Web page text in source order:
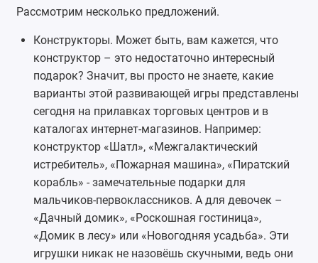
Рассмотрим несколько предложений.
Конструкторы. Может быть, вам кажется, что
конструктор – это недостаточно интересный
подарок? Значит, вы просто не знаете, какие
варианты этой развивающей игры представлены
сегодня на прилавках торговых центров и в
каталогах интернет-магазинов. Например:
конструктор «Шатл», «Межгалактический
истребитель», «Пожарная машина», «Пиратский
корабль» - замечательные подарки для
мальчиков-первоклассников. А для девочек –
«Дачный домик», «Роскошная гостиница»,
«Домик в лесу» или «Новогодняя усадьба». Эти
игрушки никак не назовёшь скучными, ведь они